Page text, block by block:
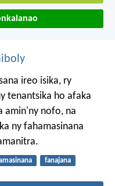
ireo isika, ry
tenantsika ho afaka
amin'ny nofo, na
ny fahamasinana
fanajana